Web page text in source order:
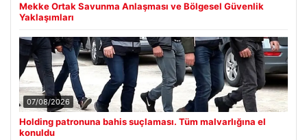
Mekke Ortak Savunma Anlaşması ve Bölgesel Güvenlik
Yaklaşımları
07/08/2026
Holding patronuna bahis suçlaması. Tüm malvarlığına el
konuldu